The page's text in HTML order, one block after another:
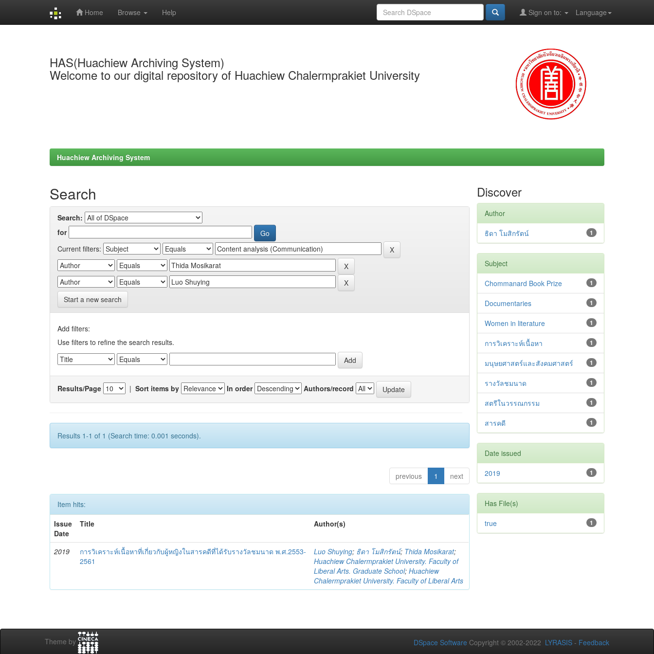
Home Browse Help Language
Sign on to:
HAS(Huachiew Archiving System)
Welcome to our digital repository of Huachiew Chalermprakiet University
Huachiew Archiving System
Search
Search:
for
Current filters:
Start a new search
Add filters:
Use filters to refine the search results.
Results/Page | Sort items by In order Authors/record
Results 1-1 of 1 (Search time: 0.001 seconds).
previous 1 next
Item hits:
Issue
Date
Title Author(s)
2019
การวิเคราะห์เนื้อหาที่เกี่ยวกับผู้หญิงในสารคดีที่ได้รับรางวัลชมนาด พ.ศ.2553-
2561
Luo Shuying; ธิดา โมสิกรัตน์; Thida Mosikarat;
Huachiew Chalermprakiet University. Faculty of
Liberal Arts. Graduate School;Huachiew
Chalermprakiet University. Faculty of Liberal Arts
Discover
Author
1
ธิดา โมสิกรัตน์
Subject
1
Chommanard Book Prize
1
Documentaries
1
Women in literature
1
การวิเคราะห์เนื้อหา
1
มนุษยศาสตร์และสังคมศาสตร์
1
รางวัลชมนาด
1
สตรีในวรรณกรรม
1
สารคดี
Date issued
1
2019
Has File(s)
1
true
Theme by DSpace Software Copyright © 2002-2022 LYRASIS - Feedback